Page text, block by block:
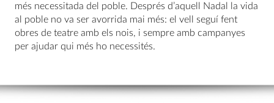
més necessitada del poble. Després d’aquell Nadal la vida
al poble no va ser avorrida mai més: el vell seguí fent
obres de teatre amb els nois, i sempre amb campanyes
per ajudar qui més ho necessités.